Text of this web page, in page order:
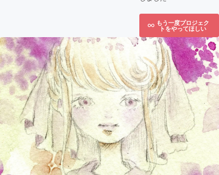
もう一度プロジェク
トをやってほしい